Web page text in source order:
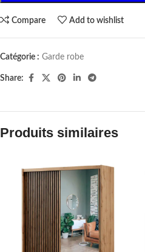
Compare Add to wishlist
Catégorie : Garde robe
Share:
Produits similaires